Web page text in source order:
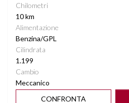
Chilometri
10 km
Alimentazione
Benzina/GPL
Cilindrata
1.199
Cambio
Meccanico
CONFRONTA